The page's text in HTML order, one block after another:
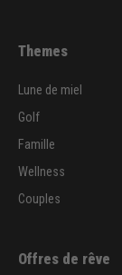
Themes
Lune de miel
Golf
Famille
Wellness
Couples
Offres de rêve